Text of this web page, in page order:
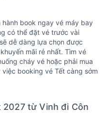
hành book ngay vé máy bay
có thể đặt vé trước vài
dễ dàng lựa chọn được
mãi rẻ nhất. Tìm vé
cháy vé hoặc phải mua
booking vé Tết càng sớm
2027 từ Vinh đi Côn